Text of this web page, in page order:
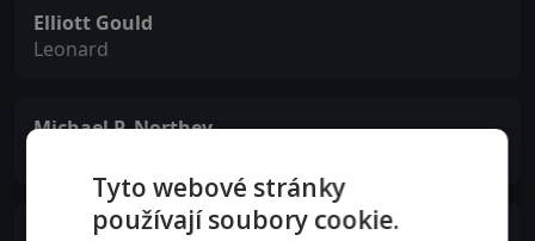
Elliott Gould
Leonard
Michael P. Northey
Sean Owen Roberts
Tyto webové stránky
používají soubory cookie.